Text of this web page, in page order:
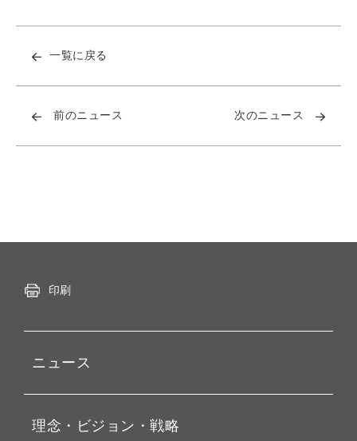
一覧に戻る
前のニュース 次のニュース
印刷
ニュース
お知らせ
理念・ビジョン・戦略